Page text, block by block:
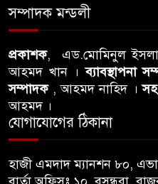
আবু
মত
সম্পাদক মন্ডলী
প্রকাশক, এড.মোমিনুল
আহমদ খান ।ব্যাবস্থাপনা
সম্পাদক, আহমদ নাহিদ ।
আহমদ ।
যোগাযোগের ঠিকানা
হাজী এমদাদ ম্যানশন ৮০,